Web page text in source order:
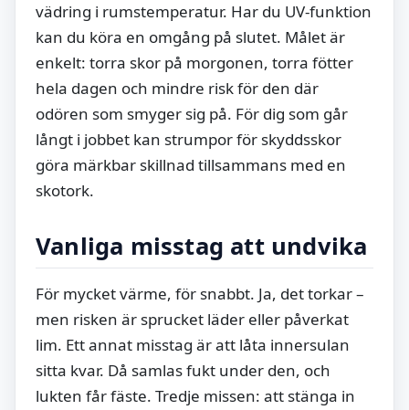
vädring i rumstemperatur. Har du UV-funktion
kan du köra en omgång på slutet. Målet är
enkelt: torra skor på morgonen, torra fötter
hela dagen och mindre risk för den där
odören som smyger sig på. För dig som går
långt i jobbet kan strumpor för skyddsskor
göra märkbar skillnad tillsammans med en
skotork.
Vanliga misstag att undvika
För mycket värme, för snabbt. Ja, det torkar –
men risken är sprucket läder eller påverkat
lim. Ett annat misstag är att låta innersulan
sitta kvar. Då samlas fukt under den, och
lukten får fäste. Tredje missen: att stänga in